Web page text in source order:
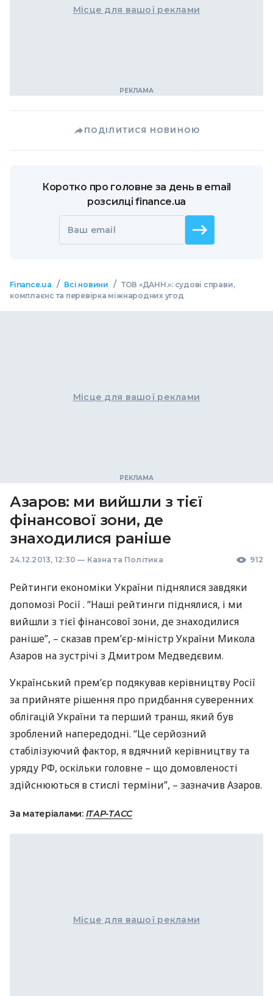
Місце для вашої реклами
ПОДІЛИТИСЯ НОВИНОЮ
Коротко про головне за день в email
розсилці finance.ua
Ваш email
Finance.ua / Всі новини / ТОВ «ДАНН.»: судові справи,
комплаєнс та перевірка міжнародних угод
Місце для вашої реклами
Азаров: ми вийшли з тієї
фінансової зони, де
знаходилися раніше
24.12.2013, 12:30 — Казна та Політика 912
Рейтинги економіки України піднялися завдяки
допомозі Росії . “Наші рейтинги піднялися, і ми
вийшли з тієї фінансової зони, де знаходилися
раніше”, – сказав прем’єр-міністр України Микола
Азаров на зустрічі з Дмитром Медведєвим.
Український прем’єр подякував керівництву Росії
за прийняте рішення про придбання суверенних
облігацій України та перший транш, який був
зроблений напередодні. “Це серйозний
стабілізуючий фактор, я вдячний керівництву та
уряду РФ, оскільки головне – що домовленості
здійснюються в стислі терміни”, – зазначив Азаров.
За матеріалами: ІТАР-ТАСС
Місце для вашої реклами